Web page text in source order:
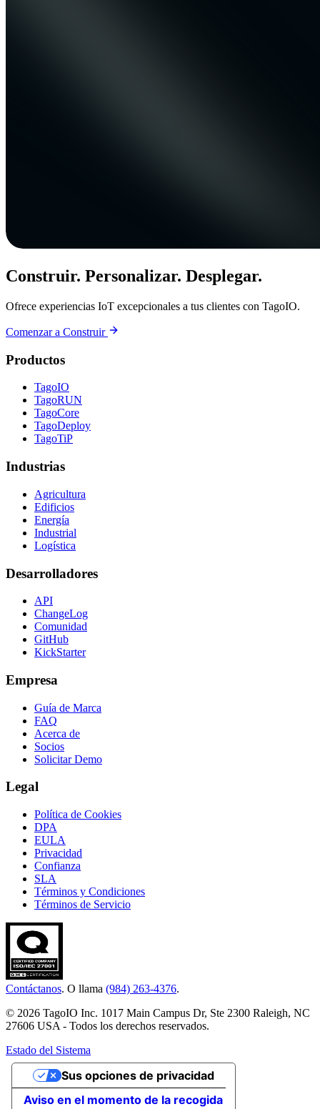
Construir. Personalizar. Desplegar.
Ofrece experiencias IoT excepcionales a tus clientes con TagoIO.
Comenzar a Construir
Productos
TagoIO
TagoRUN
TagoCore
TagoDeploy
TagoTiP
Industrias
Agricultura
Edificios
Energía
Industrial
Logística
Desarrolladores
API
ChangeLog
Comunidad
GitHub
KickStarter
Empresa
Guía de Marca
FAQ
Acerca de
Socios
Solicitar Demo
Legal
Política de Cookies
DPA
EULA
Privacidad
Confianza
SLA
Términos y Condiciones
Términos de Servicio
Contáctanos. O llama (984) 263-4376.
© 2026 TagoIO Inc. 1017 Main Campus Dr, Ste 2300 Raleigh, NC
27606 USA - Todos los derechos reservados.
Estado del Sistema
Aviso en el momento de la recogida
Sus opciones de privacidad